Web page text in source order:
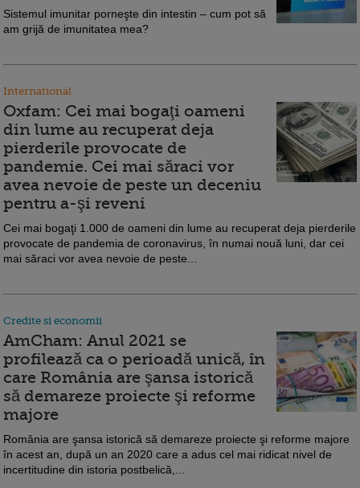
Sistemul imunitar porneşte din intestin – cum pot să
am grijă de imunitatea mea?
International
Oxfam: Cei mai bogaţi oameni
din lume au recuperat deja
pierderile provocate de
pandemie. Cei mai săraci vor
avea nevoie de peste un deceniu
pentru a-şi reveni
Cei mai bogaţi 1.000 de oameni din lume au recuperat deja pierderile
provocate de pandemia de coronavirus, în numai nouă luni, dar cei
mai săraci vor avea nevoie de peste...
Credite si economii
AmCham: Anul 2021 se
profilează ca o perioadă unică, în
care România are şansa istorică
să demareze proiecte şi reforme
majore
România are şansa istorică să demareze proiecte şi reforme majore
în acest an, după un an 2020 care a adus cel mai ridicat nivel de
incertitudine din istoria postbelică,...